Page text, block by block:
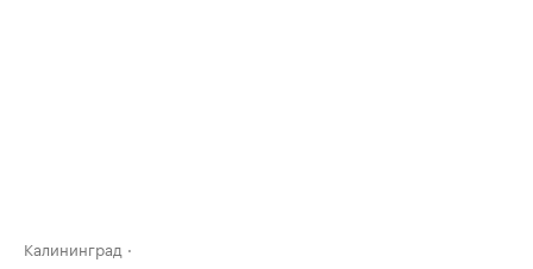
Калининград